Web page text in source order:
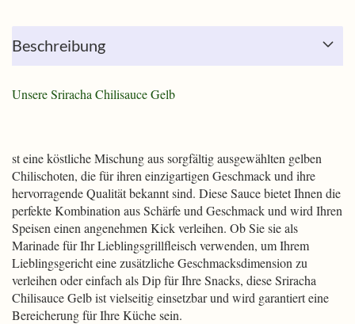
Beschreibung
Unsere Sriracha Chilisauce Gelb
st eine köstliche Mischung aus sorgfältig ausgewählten gelben
Chilischoten, die für ihren einzigartigen Geschmack und ihre
hervorragende Qualität bekannt sind. Diese Sauce bietet Ihnen die
perfekte Kombination aus Schärfe und Geschmack und wird Ihren
Speisen einen angenehmen Kick verleihen. Ob Sie sie als
Marinade für Ihr Lieblingsgrillfleisch verwenden, um Ihrem
Lieblingsgericht eine zusätzliche Geschmacksdimension zu
verleihen oder einfach als Dip für Ihre Snacks, diese Sriracha
Chilisauce Gelb ist vielseitig einsetzbar und wird garantiert eine
Bereicherung für Ihre Küche sein.